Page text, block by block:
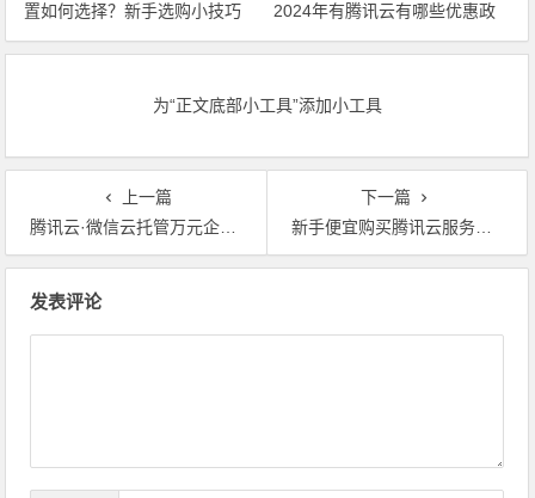
置如何选择？新手选购小技巧
2024年有腾讯云有哪些优惠政
策 领最新代金券
为“正文底部小工具”添加小工具
上一篇
腾讯云·微信云托管万元企业激励计划，万元补贴+腾讯云官方流量曝光
下一篇
新手便宜购买腾讯云服务器攻略，四大要点助你省钱！
发表评论